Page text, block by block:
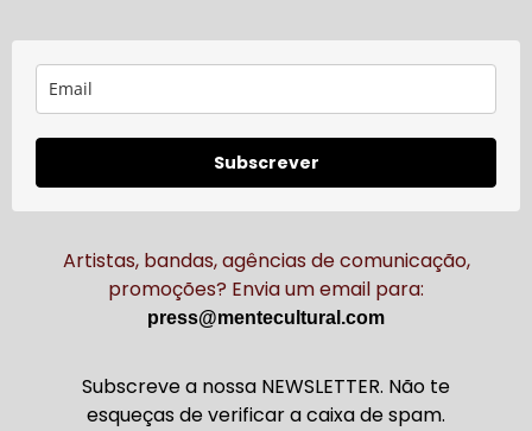
Subscrever
Artistas, bandas, agências de comunicação,
promoções? Envia um email para:
press@mentecultural.com
Subscreve a nossa NEWSLETTER. Não te
esqueças de verificar a caixa de spam.